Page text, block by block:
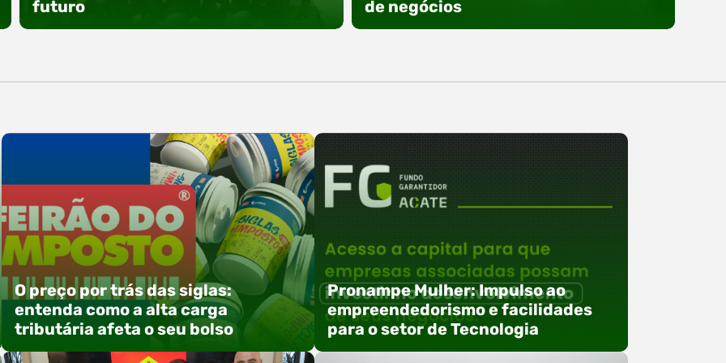
empreendedorismo. Durante os três dias de
feira, o Espaço Tech será um dos palcos
futuro
O Polo ACATE-ACIRS promoveu um encontro
com seus nucleados para apresentar iniciativas
voltadas à integração entre educação,
tecnologia e desenvolvimento de negócios. A
atividade reuniu empresas associadas e
convidados em Rio do Sul, com foco na troca de
experiências, capacitação e alinhamento de
ações estratégicas para 2026. Entre os
destaques, esteve a participação da equipe…
de negócios
O preço por trás das siglas:
entenda como a alta carga
tributária afeta o seu bolso
Pronampe Mulher: Impulso ao
empreendedorismo e facilidades
para o setor de Tecnologia